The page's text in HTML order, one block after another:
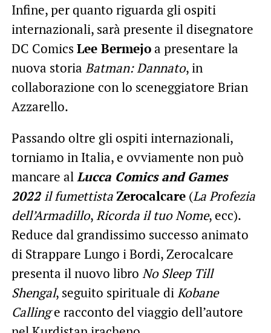
Infine, per quanto riguarda gli ospiti
internazionali, sarà presente il disegnatore
DC Comics Lee Bermejoa presentare la
nuova storia Batman: Dannato, in
collaborazione con lo sceneggiatore Brian
Azzarello.
Passando oltre gli ospiti internazionali,
torniamo in Italia, e ovviamente non può
mancare al Lucca Comics and Games
2022 il fumettista Zerocalcare(La Profezia
dell’Armadillo, Ricorda il tuo Nome, ecc).
Reduce dal grandissimo successo animato
di Strappare Lungo i Bordi, Zerocalcare
presenta il nuovo libro No Sleep Till
Shengal, seguito spirituale di Kobane
Callinge racconto del viaggio dell’autore